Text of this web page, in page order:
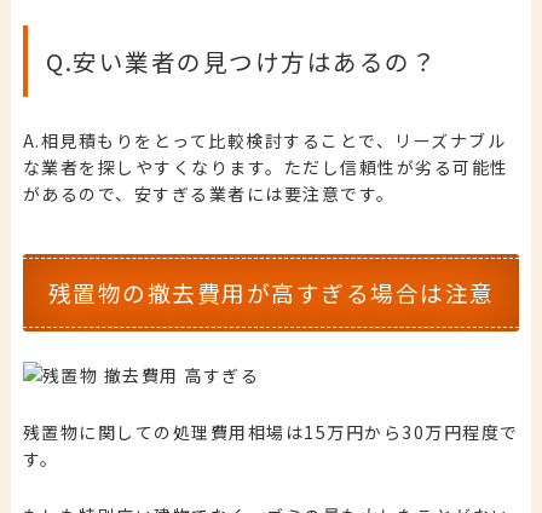
Q.安い業者の見つけ方はあるの？
A.相見積もりをとって比較検討することで、リーズナブル
な業者を探しやすくなります。ただし信頼性が劣る可能性
があるので、安すぎる業者には要注意です。
残置物の撤去費用が高すぎる場合は注意
残置物に関しての処理費用相場は15万円から30万円程度で
す。